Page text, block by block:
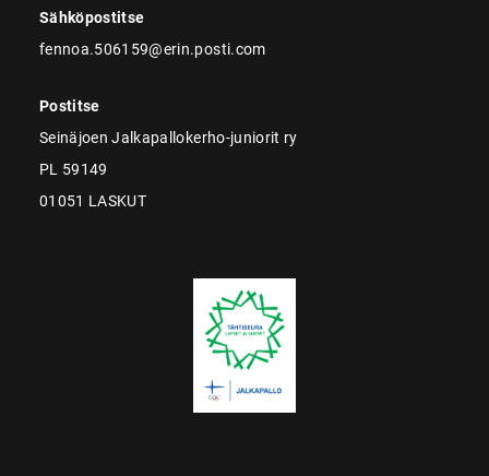
Sähköpostitse
fennoa.506159@erin.posti.com
Postitse
Seinäjoen Jalkapallokerho-juniorit ry
PL 59149
01051 LASKUT